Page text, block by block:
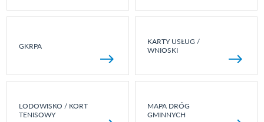
GKRPA
KARTY USŁUG /
WNIOSKI
LODOWISKO / KORT
TENISOWY
MAPA DRÓG
GMINNYCH